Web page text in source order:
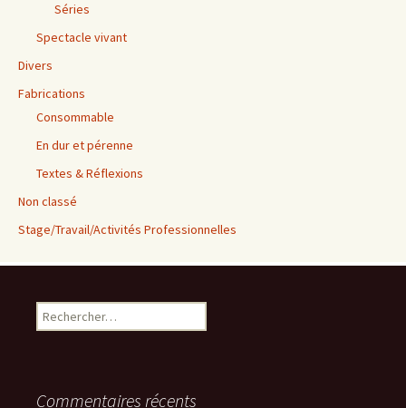
Séries
Spectacle vivant
Divers
Fabrications
Consommable
En dur et pérenne
Textes & Réflexions
Non classé
Stage/Travail/Activités Professionnelles
Rechercher :
Commentaires récents